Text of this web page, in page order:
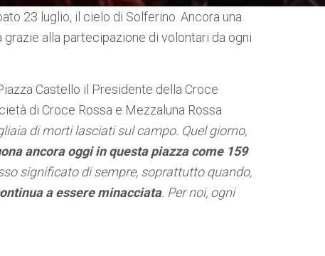
23 luglio, il cielo di Solferino. Ancora una
alla partecipazione di volontari da ogni
Castello il Presidente della Croce
di Croce Rossa e Mezzaluna Rossa
di morti lasciati sul campo. Quel giorno,
ancora oggi in questa piazza come 159
significato di sempre, soprattutto quando,
a essere minacciata. Per noi, ogni